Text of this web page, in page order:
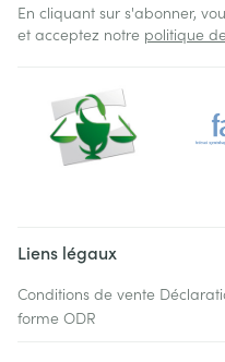
En cliquant sur s'abonner,
et acceptez notre politique
Liens légaux
Conditions de vente
forme ODR